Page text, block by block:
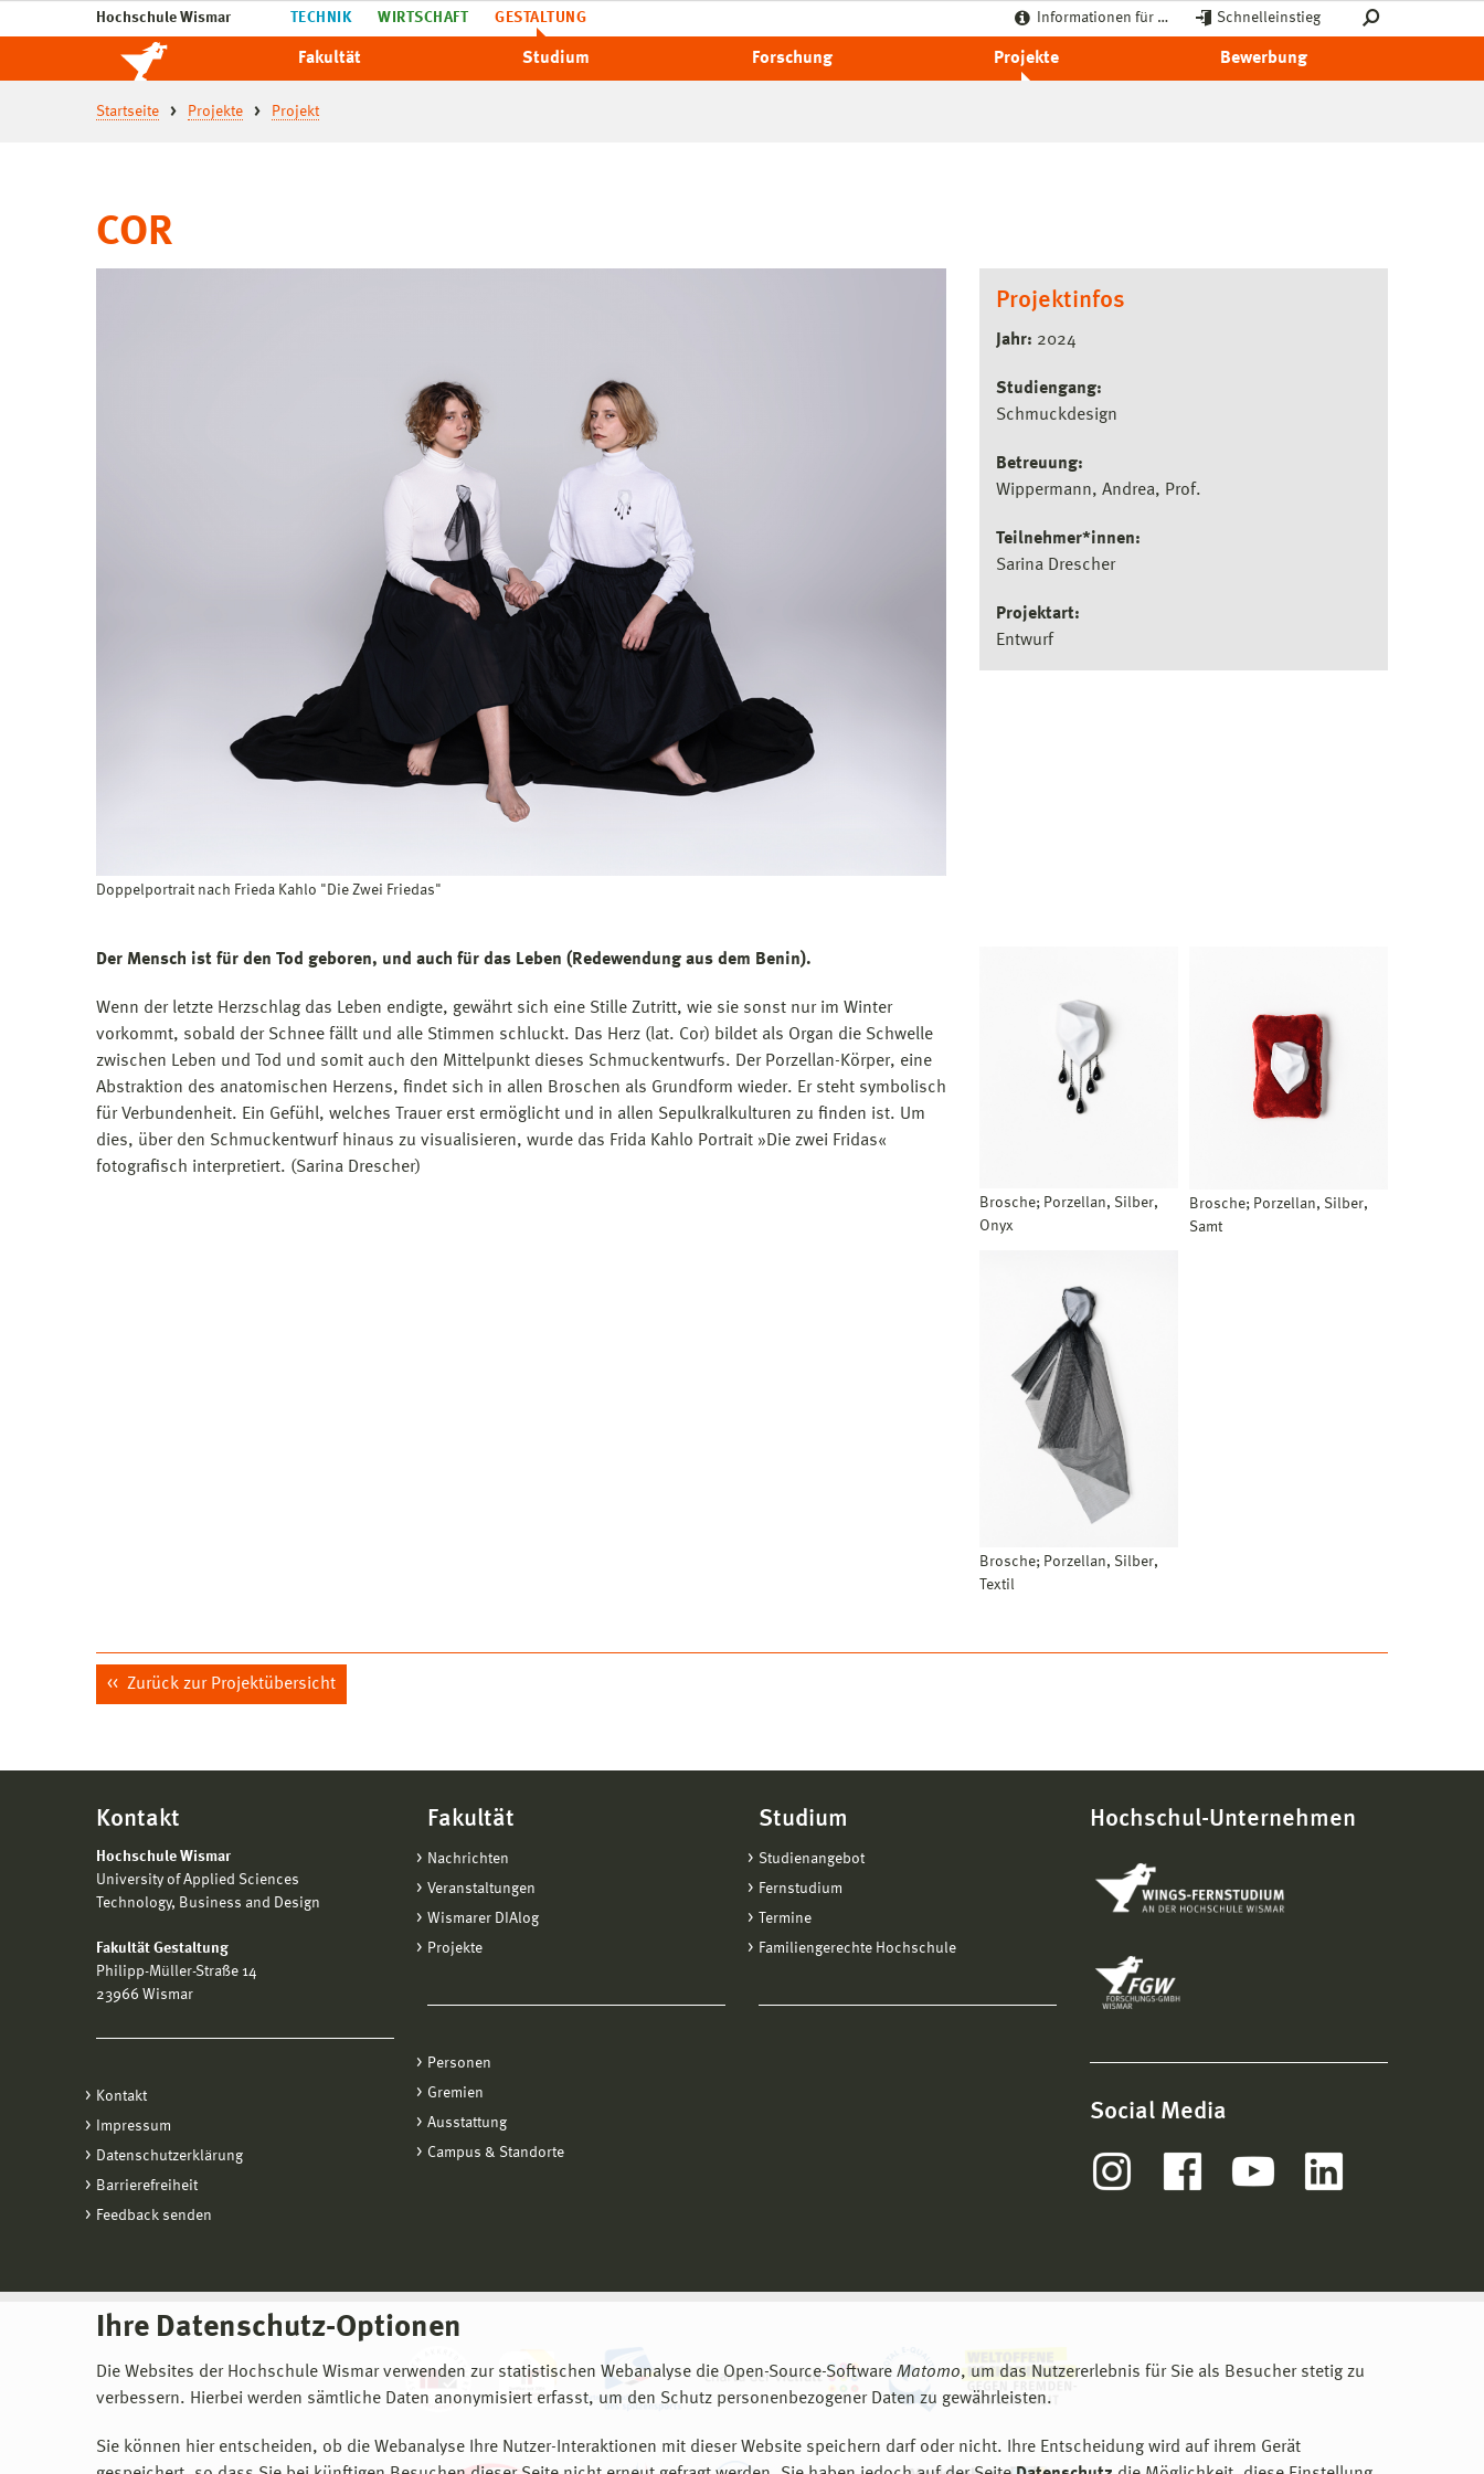
Hochschule Wismar TECHNIK WIRTSCHAFT GESTALTUNG Informationen für … Schnelleinstieg
Fakultät Studium Forschung Projekte Bewerbung
Startseite Projekte Projekt
Ihre Datenschutz-Optionen
Die Websites der Hochschule Wismar verwenden zur statistischen Webanalyse die Open-Source-Software Matomo, um das Nutzererlebnis für Sie als Besucher stetig zu
verbessern. Hierbei werden sämtliche Daten anonymisiert erfasst, um den Schutz personenbezogener Daten zu gewährleisten.
Sie können hier entscheiden, ob die Webanalyse Ihre Nutzer-Interaktionen mit dieser Website speichern darf oder nicht. Ihre Entscheidung wird auf ihrem Gerät
COR
Doppelportrait nach Frieda Kahlo "Die Zwei Friedas"
Projektinfos
Jahr: 2024
Studiengang:
Schmuckdesign
Betreuung:
Wippermann, Andrea, Prof.
Teilnehmer*innen:
Sarina Drescher
Projektart:
Entwurf
Der Mensch ist für den Tod geboren, und auch für das Leben (Redewendung aus dem Benin).
Wenn der letzte Herzschlag das Leben endigte, gewährt sich eine Stille Zutritt, wie sie sonst nur im Winter
vorkommt, sobald der Schnee fällt und alle Stimmen schluckt. Das Herz (lat. Cor) bildet als Organ die Schwelle
zwischen Leben und Tod und somit auch den Mittelpunkt dieses Schmuckentwurfs. Der Porzellan-Körper, eine
Abstraktion des anatomischen Herzens, findet sich in allen Broschen als Grundform wieder. Er steht symbolisch
für Verbundenheit. Ein Gefühl, welches Trauer erst ermöglicht und in allen Sepulkralkulturen zu finden ist. Um
dies, über den Schmuckentwurf hinaus zu visualisieren, wurde das Frida Kahlo Portrait »Die zwei Fridas«
fotografisch interpretiert. (Sarina Drescher)
Brosche; Porzellan, Silber,
Onyx
Brosche; Porzellan, Silber,
Samt
Brosche; Porzellan, Silber,
Textil
Zurück zur Projektübersicht
Kontakt
Hochschule Wismar
University of Applied Sciences
Technology, Business and Design
Fakultät Gestaltung
Philipp-Müller-Straße 14
23966 Wismar
Kontakt
Impressum
Datenschutzerklärung
Barrierefreiheit
Feedback senden
Fakultät
Nachrichten
Veranstaltungen
Wismarer DIAlog
Projekte
Personen
Gremien
Ausstattung
Campus & Standorte
Studium
Studienangebot
Fernstudium
Termine
Familiengerechte Hochschule
Hochschul-Unternehmen
Social Media